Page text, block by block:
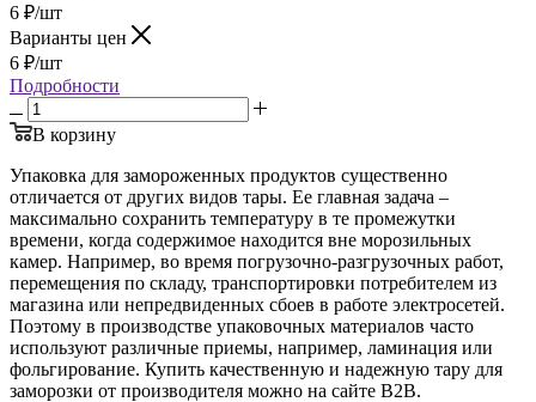
6 ₽/шт
Варианты цен
6 ₽/шт
Подробности
В корзину
Упаковка для замороженных продуктов существенно
отличается от других видов тары. Ее главная задача –
максимально сохранить температуру в те промежутки
времени, когда содержимое находится вне морозильных
камер. Например, во время погрузочно-разгрузочных работ,
перемещения по складу, транспортировки потребителем из
магазина или непредвиденных сбоев в работе электросетей.
Поэтому в производстве упаковочных материалов часто
используют различные приемы, например, ламинация или
фольгирование. Купить качественную и надежную тару для
заморозки от производителя можно на сайте B2B.